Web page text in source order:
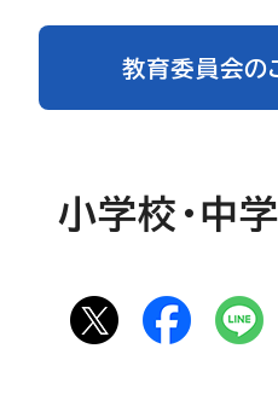
教育委員会の
小学校・中